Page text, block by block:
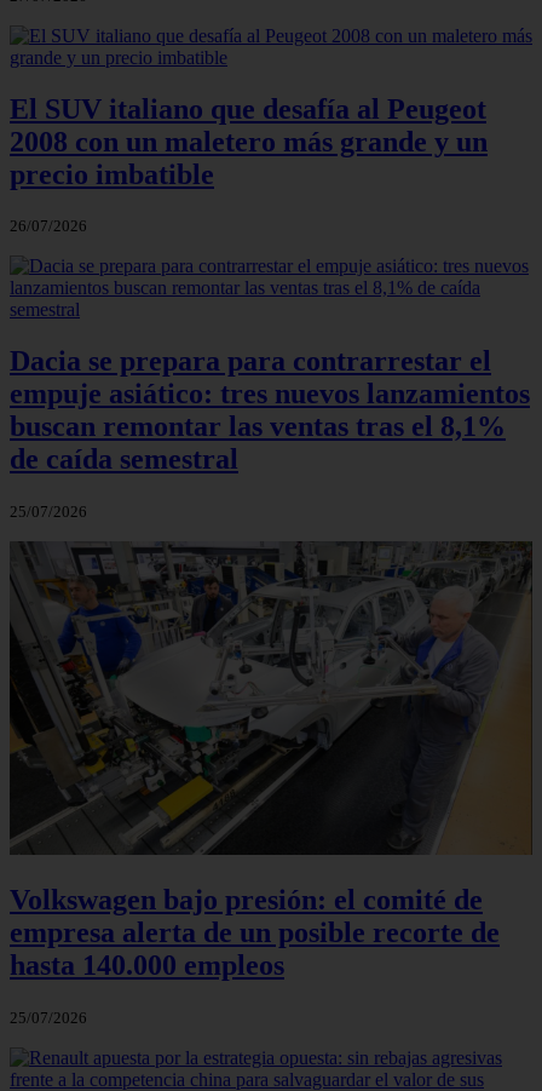
El SUV italiano que desafía al Peugeot
2008 con un maletero más grande y un
precio imbatible
26/07/2026
Dacia se prepara para contrarrestar el
empuje asiático: tres nuevos lanzamientos
buscan remontar las ventas tras el 8,1%
de caída semestral
25/07/2026
Volkswagen bajo presión: el comité de
empresa alerta de un posible recorte de
hasta 140.000 empleos
25/07/2026